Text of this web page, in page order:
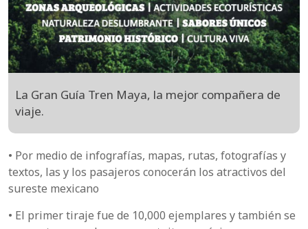
La Gran Guía Tren Maya, la mejor compañera de
viaje.
• Por medio de infografías, mapas, rutas, fotografías y
textos, las y los pasajeros conocerán los atractivos del
sureste mexicano
• El primer tiraje fue de 10,000 ejemplares y también se